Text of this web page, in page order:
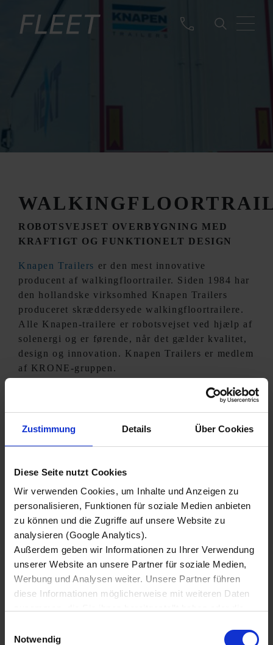
Zustimmung Details Über Cookies
Diese Seite nutzt Cookies
Wir verwenden Cookies, um Inhalte und Anzeigen zu
personalisieren, Funktionen für soziale Medien anbieten
zu können und die Zugriffe auf unsere Website zu
analysieren (Google Analytics).
Außerdem geben wir Informationen zu Ihrer Verwendung
unserer Website an unsere Partner für soziale Medien,
Werbung und Analysen weiter. Unsere Partner führen
diese Informationen möglicherweise mit weiteren Daten
haben.
Notwendig
ROBOTSVEJSET OVERBYGNING MED
KRAFTIGT OG FUNKTIONELT DESIGN
Knapen Trailers er den mest innovative
producent af walkingfloortrailer. Siden 1984 har
den hollandske virksomhed Knapen Trailers
produceret skræddersyede walkingfloortrailere.
Alle Knapen-trailere er robotsvejset ved hjælp af
solenergi og er førende, når det gælder kvalitet,
design og innovation. Knapen Trailers er medlem
af KRONE-gruppen.
NEXT
LÆS MERE